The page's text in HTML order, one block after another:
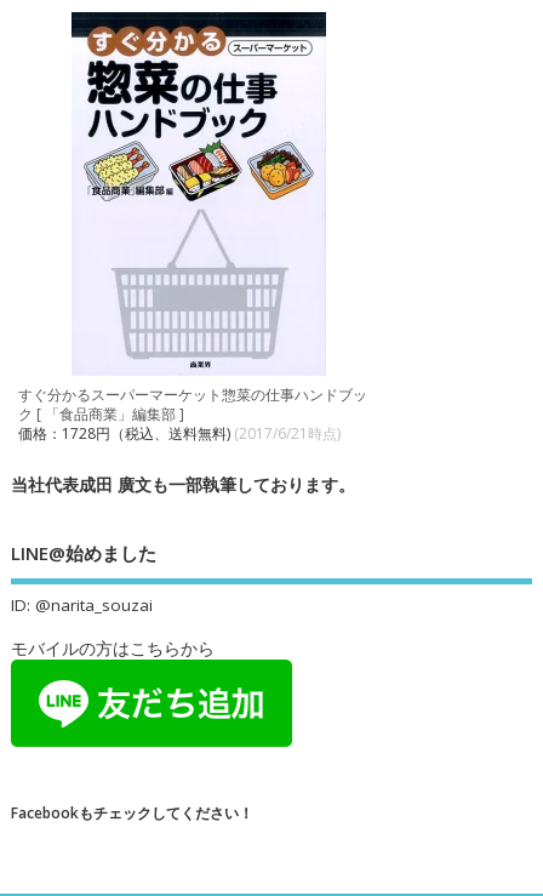
すぐ分かるスーパーマーケット惣菜の仕事ハンドブッ
ク [ 「食品商業」編集部 ]
価格：1728円（税込、送料無料) (2017/6/21時点)
当社代表成田 廣文も一部執筆しております。
LINE@始めました
ID: @narita_souzai
モバイルの方はこちらから
Facebookもチェックしてください！